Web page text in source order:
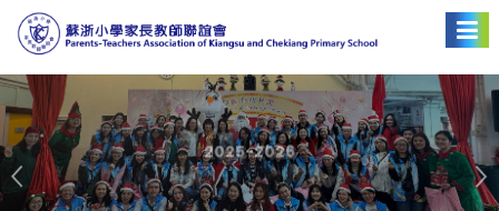
2025-2026